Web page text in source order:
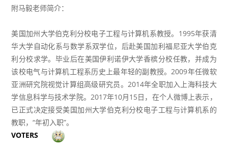
附马毅老师简介：
美国加州大学伯克利分校电子工程与计算机系教授。1995年获清
华大学自动化系与数学系双学位，后赴美国加利福尼亚大学伯克
利分校求学。毕业后在美国伊利诺伊大学香槟分校任教，并成为
该校电气与计算机工程系历史上最年轻的副教授。2009年任微软
亚洲研究院视觉计算组高级研究员。2014年全职加入上海科技大
学信息科学与技术学院。2017年10月15日，在个人微博上表示，
已正式决定接受美国加州大学伯克利分校电子工程与计算机系的
教职，“年初入职”。
VOTERS